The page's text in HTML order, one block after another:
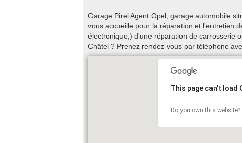
Garage Pirel Agent Opel, garage automobile
vous accueille pour la réparation et l'entretien
électronique,) d'une réparation de carrosserie
Châtel ? Prenez rendez-vous par téléphone
This page can't load
Do you own this website?